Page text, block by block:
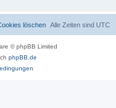
Alle Zeiten sind UTC
löschen
© phpBB Limited
phpBB.de